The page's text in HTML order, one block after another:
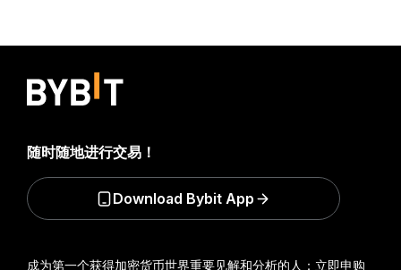
成为第一个获得加密货币世界重要见解和分析的人：立即申购
随时随地进行交易！
Download Bybit App